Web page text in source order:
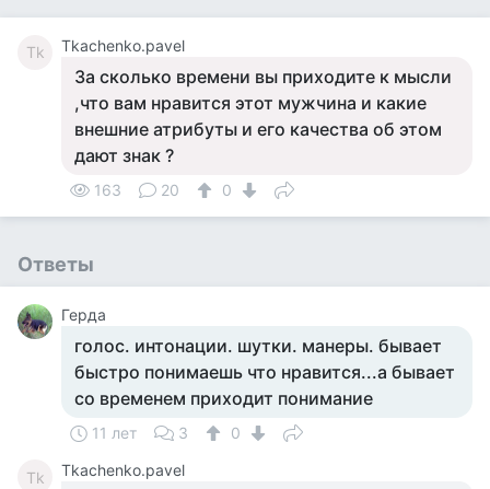
Tk Tkachenko.pavel
За сколько времени вы приходите к мысли
,что вам нравится этот мужчина и какие
внешние атрибуты и его качества об этом
дают знак ?
163 20 0
Ответы
Герда
голос. интонации. шутки. манеры. бывает
быстро понимаешь что нравится...а бывает
со временем приходит понимание
11 лет 3 0
Tk Tkachenko.pavel